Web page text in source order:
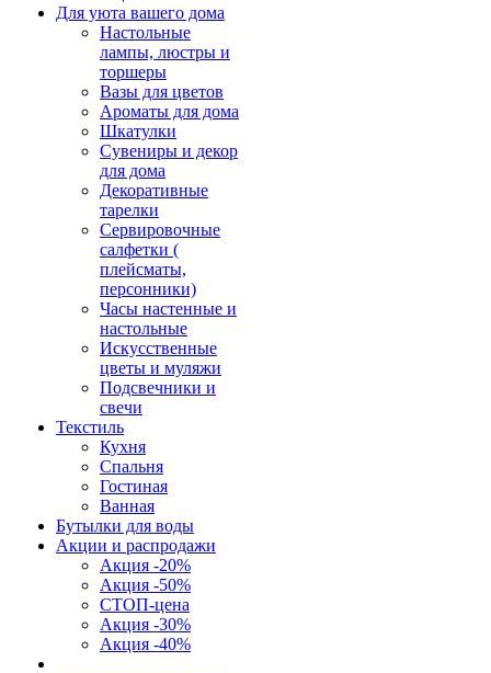
Для уюта вашего дома
Настольные
лампы, люстры и
торшеры
Вазы для цветов
Ароматы для дома
Шкатулки
Сувениры и декор
для дома
Декоративные
тарелки
Сервировочные
салфетки (
плейсматы,
персонники)
Часы настенные и
настольные
Искусственные
цветы и муляжи
Подсвечники и
свечи
Текстиль
Кухня
Спальня
Гостиная
Ванная
Бутылки для воды
Акции и распродажи
Акция -20%
Акция -50%
СТОП-цена
Акция -30%
Акция -40%